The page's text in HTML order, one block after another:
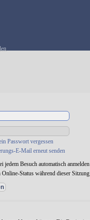
Passwort vergessen
E-Mail erneut senden
jedem Besuch automatisch anmelden
Online-Status während dieser